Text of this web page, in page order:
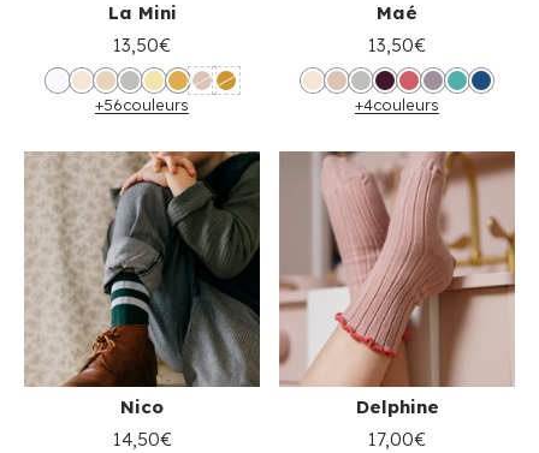
La Mini
13,50€
+56couleurs
Maé
13,50€
+4couleurs
Nico
14,50€
Delphine
17,00€